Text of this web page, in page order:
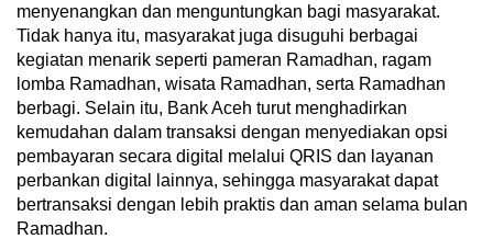
menyenangkan dan menguntungkan bagi masyarakat.
Tidak hanya itu, masyarakat juga disuguhi berbagai
kegiatan menarik seperti pameran Ramadhan, ragam
lomba Ramadhan, wisata Ramadhan, serta Ramadhan
berbagi. Selain itu, Bank Aceh turut menghadirkan
kemudahan dalam transaksi dengan menyediakan opsi
pembayaran secara digital melalui QRIS dan layanan
perbankan digital lainnya, sehingga masyarakat dapat
bertransaksi dengan lebih praktis dan aman selama bulan
Ramadhan.